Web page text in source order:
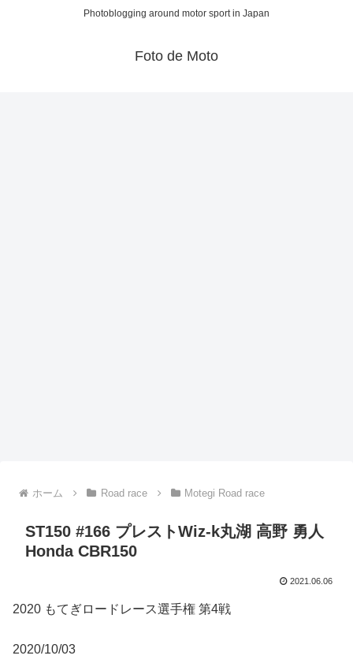
Photoblogging around motor sport in Japan
Foto de Moto
ホーム Road race Motegi Road race
ST150 #166 プレストWiz-k丸湖 高野 勇人
Honda CBR150
2021.06.06
2020 もてぎロードレース選手権 第4戦
2020/10/03